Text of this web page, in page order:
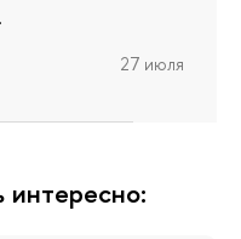
27 июля